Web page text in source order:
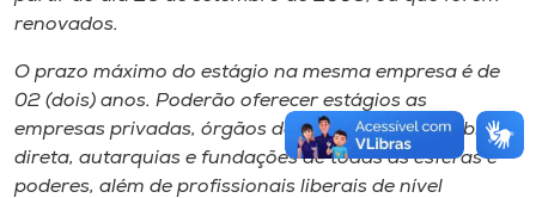
renovados.
O prazo máximo do estágio na mesma empresa é de
02 (dois) anos. Poderão oferecer estágios as
empresas privadas, órgãos da administração pública
direta, autarquias e fundações de todas as esferas e
poderes, além de profissionais liberais de nível